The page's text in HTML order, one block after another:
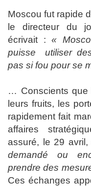
Moscou fut rapide
le directeur du
écrivait :«
puisse utiliser
pas si fou pour se
… Conscients que
leurs fruits, les
rapidement fait
affaires
assuré, le 29 avril,
demandé ou
prendre des
Ces échanges